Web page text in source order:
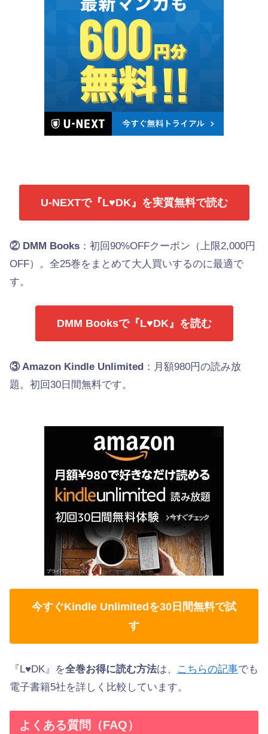
U-NEXTで『L♥DK』を実質無料で読む
② DMM Books ：初回90%OFFクーポン（上限2,000円
OFF）。全25巻をまとめて大人買いするのに最適で
す。
DMM Booksで『L♥DK』を読む
③ Amazon Kindle Unlimited ：月額980円の読み放
題。初回30日間無料です。
今すぐKindle Unlimitedを30日間無料で試
す
『L♥DK』を全巻お得に読む方法は、 こちらの記事でも
電子書籍5社を詳しく比較しています。
よくある質問（FAQ）